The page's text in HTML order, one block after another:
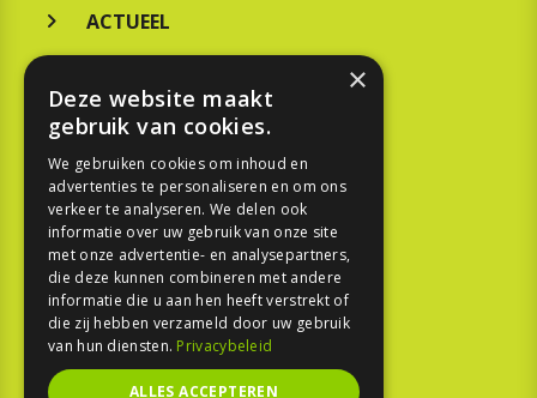
ACTUEEL
KOOPGIDS
TESTEN
SPORT
REPORTAGE
TOUREN
NIEUWSBRIEF
×
Deze website maakt
gebruik van cookies.
We gebruiken cookies om inhoud en
advertenties te personaliseren en om ons
verkeer te analyseren. We delen ook
informatie over uw gebruik van onze site
met onze advertentie- en analysepartners,
die deze kunnen combineren met andere
informatie die u aan hen heeft verstrekt of
die zij hebben verzameld door uw gebruik
van hun diensten. Privacybeleid
ALLES ACCEPTEREN